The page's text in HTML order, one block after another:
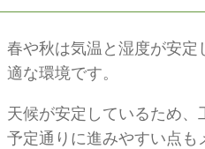
春や秋は気温と湿度が安定
適な環境です。
天候が安定しているため、
予定通りに進みやすい点も